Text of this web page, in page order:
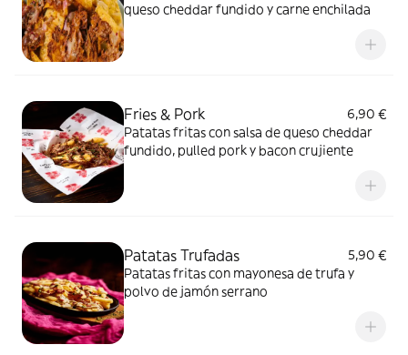
queso cheddar fundido y carne enchilada
Fries & Pork
6,90 €
Patatas fritas con salsa de queso cheddar
fundido, pulled pork y bacon crujiente
Patatas Trufadas
5,90 €
Patatas fritas con mayonesa de trufa y
polvo de jamón serrano